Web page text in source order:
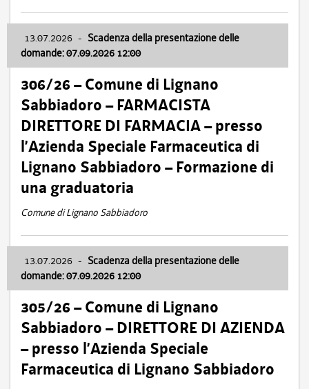
13.07.2026 - Scadenza della presentazione delle
domande: 07.09.2026 12:00
306/26 – Comune di Lignano
Sabbiadoro – FARMACISTA
DIRETTORE DI FARMACIA – presso
l’Azienda Speciale Farmaceutica di
Lignano Sabbiadoro – Formazione di
una graduatoria
Comune di Lignano Sabbiadoro
13.07.2026 - Scadenza della presentazione delle
domande: 07.09.2026 12:00
305/26 – Comune di Lignano
Sabbiadoro – DIRETTORE DI AZIENDA
– presso l’Azienda Speciale
Farmaceutica di Lignano Sabbiadoro